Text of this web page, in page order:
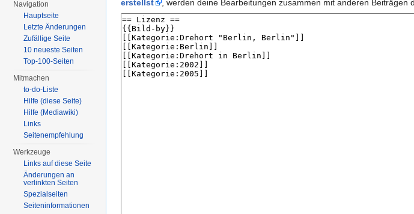
erstellst
, werden deine Bearbeitungen zusammen mit anderen Beiträgen
Navigation
Hauptseite
Letzte Änderungen
Zufällige Seite
10 neueste Seiten
Top-100-Seiten
Mitmachen
to-do-Liste
Hilfe (diese Seite)
Hilfe (Mediawiki)
Links
Seitenempfehlung
Werkzeuge
Links auf diese Seite
Änderungen an
verlinkten Seiten
Spezialseiten
Seiteninformationen